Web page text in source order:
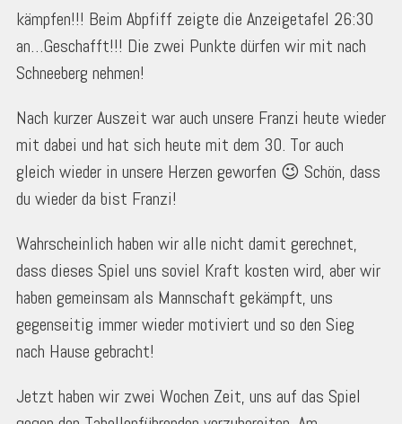
kämpfen!!! Beim Abpfiff zeigte die Anzeigetafel 26:30
an…Geschafft!!! Die zwei Punkte dürfen wir mit nach
Schneeberg nehmen!
Nach kurzer Auszeit war auch unsere Franzi heute wieder
mit dabei und hat sich heute mit dem 30. Tor auch
gleich wieder in unsere Herzen geworfen 😉 Schön, dass
du wieder da bist Franzi!
Wahrscheinlich haben wir alle nicht damit gerechnet,
dass dieses Spiel uns soviel Kraft kosten wird, aber wir
haben gemeinsam als Mannschaft gekämpft, uns
gegenseitig immer wieder motiviert und so den Sieg
nach Hause gebracht!
Jetzt haben wir zwei Wochen Zeit, uns auf das Spiel